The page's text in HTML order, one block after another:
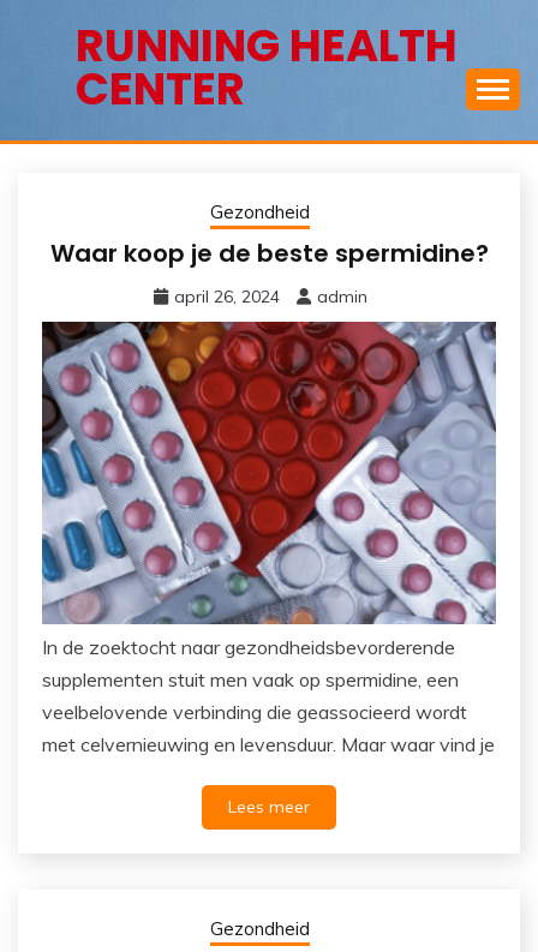
RUNNING HEALTH
CENTER
Gezondheid
Waar koop je de beste spermidine?
april 26, 2024 admin
In de zoektocht naar gezondheidsbevorderende
supplementen stuit men vaak op spermidine, een
veelbelovende verbinding die geassocieerd wordt
met celvernieuwing en levensduur. Maar waar vind je
Lees meer
Gezondheid